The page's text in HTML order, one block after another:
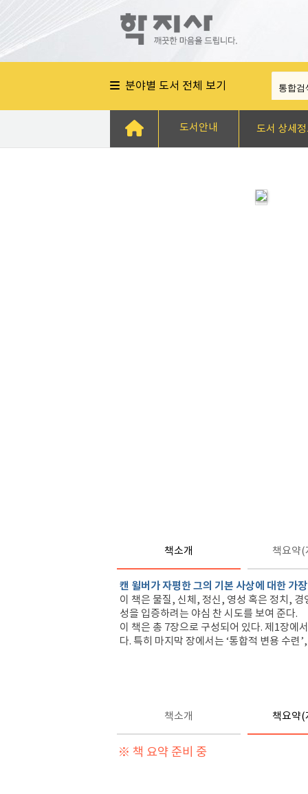
분야별 도서 전체 보기
도서안내 도서 상세
책소개 책요약(
캔 윌버가 자평한 그의 기본 사상에 대한 가
이 책은 물질, 신체, 정신, 영성 혹은 정치,
성을 입증하려는 야심 찬 시도를 보여 준다.
이 책은 총 7장으로 구성되어 있다. 제1장에
다. 특히 마지막 장에서는 ‘통합적 변용 수
책소개 책요약(
※ 책 요약 준비 중